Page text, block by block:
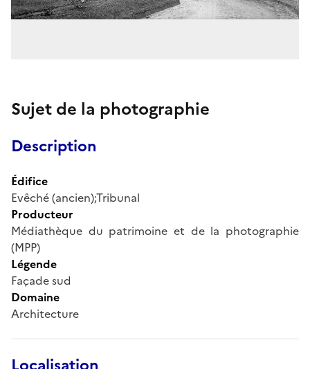
Sujet de la photographie
Description
Édifice
Evêché (ancien);Tribunal
Producteur
Médiathèque du patrimoine et de la photographie
(MPP)
Légende
Façade sud
Domaine
Architecture